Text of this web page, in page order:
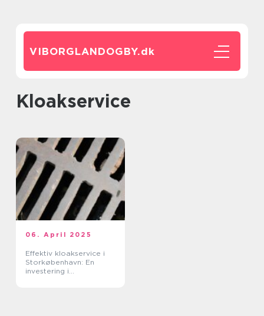
VIBORGLANDOGBY.dk
kloakservice
06. April 2025
Effektiv kloakservice i
Storkøbenhavn: En
investering i